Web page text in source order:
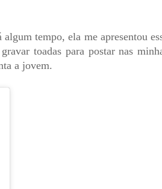
tempo, ela me apresentou
toadas para postar nas
a jovem.